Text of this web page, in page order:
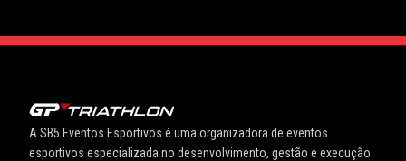
A SB5 Eventos Esportivos é uma organizadora de eventos
esportivos especializada no desenvolvimento, gestão e execução